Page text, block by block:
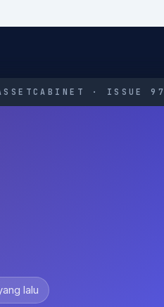
· ISSUE 97
lalu